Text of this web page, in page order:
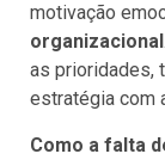
motivação
organizacional
as prioridades,
estratégia com
Como a falta